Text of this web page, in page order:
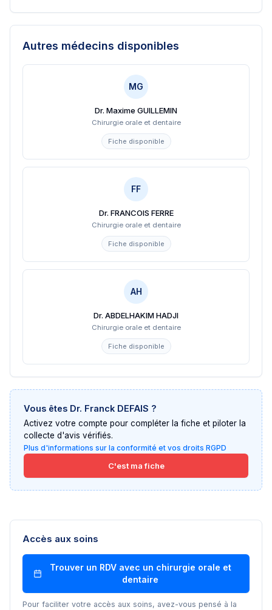
Autres médecins disponibles
MG
Dr. Maxime GUILLEMIN
Chirurgie orale et dentaire
Fiche disponible
FF
Dr. FRANCOIS FERRE
Chirurgie orale et dentaire
Fiche disponible
AH
Dr. ABDELHAKIM HADJI
Chirurgie orale et dentaire
Fiche disponible
Vous êtes Dr. Franck DEFAIS ?
Activez votre compte pour compléter la fiche et piloter la
collecte d'avis vérifiés.
Plus d'informations sur la conformité et vos droits RGPD
C'est ma fiche
Accès aux soins
Trouver un RDV avec un chirurgie orale et
dentaire
Pour faciliter votre accès aux soins, avez-vous pensé à la